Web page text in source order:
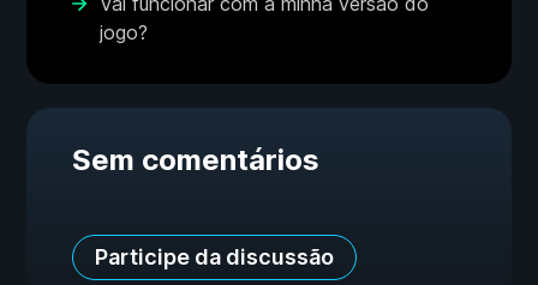
jogo?
Sem comentários
Participe da discussão